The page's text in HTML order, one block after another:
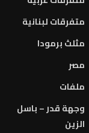
متفرقات لبنانية
مثلث برمودا
مصر
ملفات
وجهة قدر – باسل
الزين